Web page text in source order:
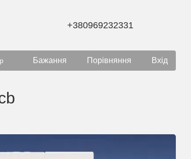
+380969232331
Бажання Порівняння Вхід